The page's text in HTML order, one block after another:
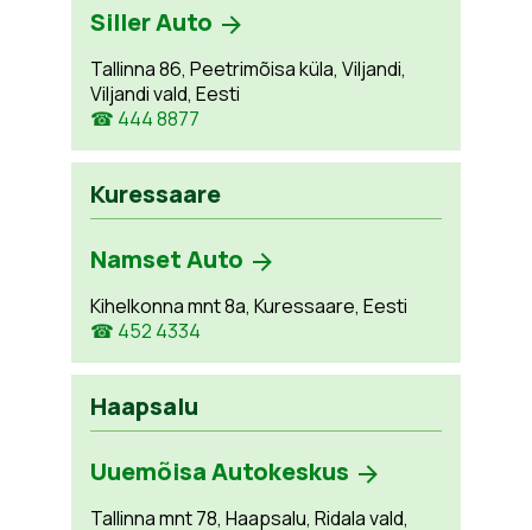
Siller Auto
Tallinna 86, Peetrimõisa küla, Viljandi,
Viljandi vald, Eesti
☎ 444 8877
Kuressaare
Namset Auto
Kihelkonna mnt 8a, Kuressaare, Eesti
☎ 452 4334
Haapsalu
Uuemõisa Autokeskus
Tallinna mnt 78, Haapsalu, Ridala vald,